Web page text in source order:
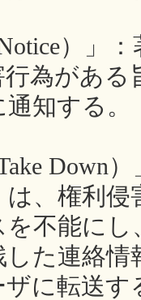
）」
為があ
知する。
Down
、権利侵
を不能に
た連絡
に転送